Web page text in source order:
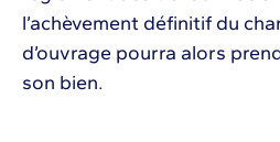
l’achèvement définitif du
d’ouvrage pourra alors
son bien.